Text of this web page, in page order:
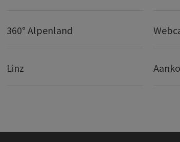
360° Alpenland
Linz